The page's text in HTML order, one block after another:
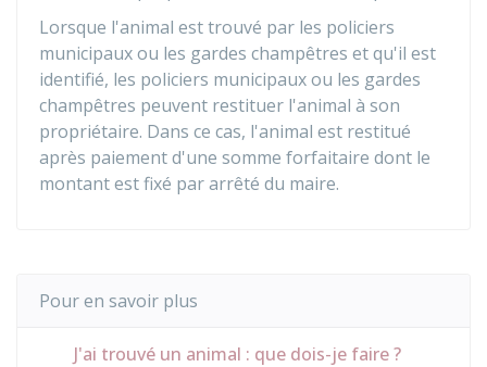
Lorsque l'animal est trouvé par les policiers
municipaux ou les gardes champêtres et qu'il est
identifié, les policiers municipaux ou les gardes
champêtres peuvent restituer l'animal à son
propriétaire. Dans ce cas, l'animal est restitué
après paiement d'une somme forfaitaire dont le
montant est fixé par arrêté du maire.
Pour en savoir plus
J'ai trouvé un animal : que dois-je faire ?